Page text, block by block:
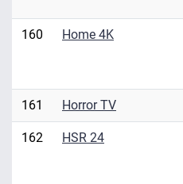
160 Home 4K
161 Horror TV
162 HSR 24